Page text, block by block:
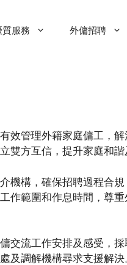
質服務 外傭招聘
效管理外籍家庭傭工，
雙方互信，提升家庭和諧
機構，確保招聘過程合
作範圍和作息時間，尊
交流工作安排及感受，
及調解機構尋求支援解決